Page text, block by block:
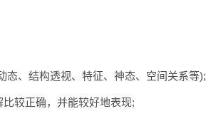
态、结构透视、特征、神态、空间关系等);
较正确，并能较好地表现;